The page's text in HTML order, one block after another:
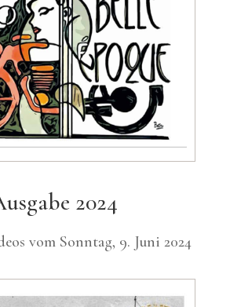
2024
vom Sonntag, 9. Juni 2024